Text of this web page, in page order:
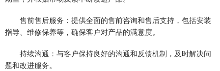
售前售后服务：提供全面的售前咨询和售后支持，包括安装
指导、维修保养等，确保客户对产品的满意度。
持续沟通：与客户保持良好的沟通和反馈机制，及时解决问
题和改进服务。